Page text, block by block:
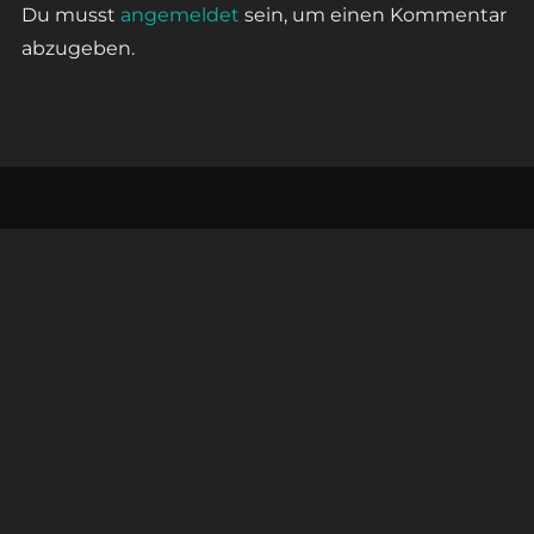
Du musst angemeldet sein, um einen Kommentar
abzugeben.